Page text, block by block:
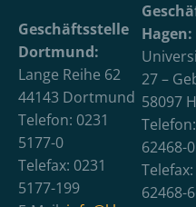
Geschäftsstelle
Dortmund:
Lange Reihe 62
44143 Dortmund
Telefon: 0231
5177-0
Telefax: 0231
5177-199
Hagen:
27 –
58097
62468-0
Telefax:
62468-